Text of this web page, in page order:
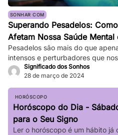
SONHAR COM
Superando Pesadelos:
Afetam Nossa Saúde
Pesadelos são mais do que
intensos e perturbadores que
profundo. Eles podem ser tão
fazem nosso coração bater forte,
persiste mesmo depois de
ocasionais são comuns,
impactar significativamente
Significado dos Sonhos
28 de março de 2024
HORÓSCOPO
Horóscopo do Dia -
para o Seu Signo
Ler o horóscopo é um hábito já